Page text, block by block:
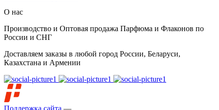
О нас
Производство и Оптовая продажа Парфюма и Флаконов по
России и СНГ
Доставляем заказы в любой город России, Беларуси,
Казахстана и Армении
Поддержка сайта —